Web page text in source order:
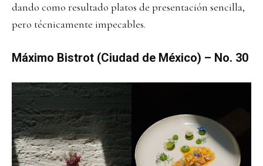
dando como resultado platos de presentación sencilla,
pero técnicamente impecables.
Máximo Bistrot (Ciudad de México) – No. 30